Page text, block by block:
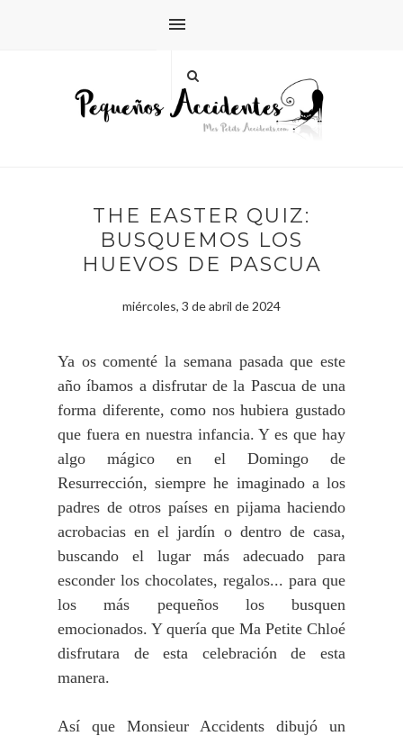
THE EASTER QUIZ:
BUSQUEMOS LOS
HUEVOS DE PASCUA
miércoles, 3 de abril de 2024
Ya os comenté la semana pasada que este
año íbamos a disfrutar de la Pascua de una
forma diferente, como nos hubiera gustado
que fuera en nuestra infancia. Y es que hay
algomágico en el Domingo de
Resurrección, siempre he imaginado a los
padres de otros países en pijama haciendo
acrobacias en el jardín o dentro de casa,
buscando el lugar más adecuado para
esconder los chocolates, regalos... para que
los más pequeños los busquen
emocionados. Y quería que Ma Petite Chloé
disfrutara de esta celebración de esta
manera.
Así que Monsieur Accidents dibujó un